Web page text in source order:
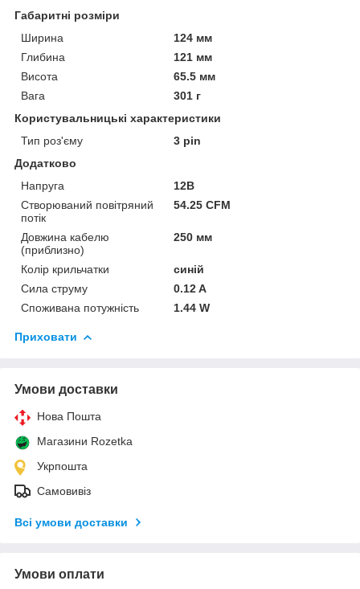
Габаритні розміри
Ширина
124 мм
Глибина
121 мм
Висота
65.5 мм
Вага
301 г
Користувальницькі характеристики
Тип роз'єму
3 pin
Додатково
Напруга
12В
Створюваний повітряний
потік
54.25 CFM
Довжина кабелю
(приблизно)
250 мм
Колір крильчатки
синій
Сила струму
0.12 A
Споживана потужність
1.44 W
Приховати
Умови доставки
Нова Пошта
Магазини Rozetka
Укрпошта
Самовивіз
Всі умови доставки
Умови оплати